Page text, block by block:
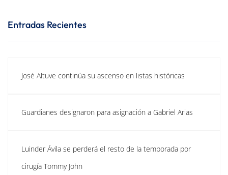
Entradas Recientes
José Altuve continúa su ascenso en listas históricas
Guardianes designaron para asignación a Gabriel Arias
Luinder Ávila se perderá el resto de la temporada por
cirugía Tommy John